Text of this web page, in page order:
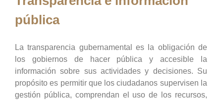
pública
La transparencia gubernamental es la obligación de
los gobiernos de hacer pública y accesible la
información sobre sus actividades y decisiones. Su
propósito es permitir que los ciudadanos supervisen la
gestión pública, comprendan el uso de los recursos,